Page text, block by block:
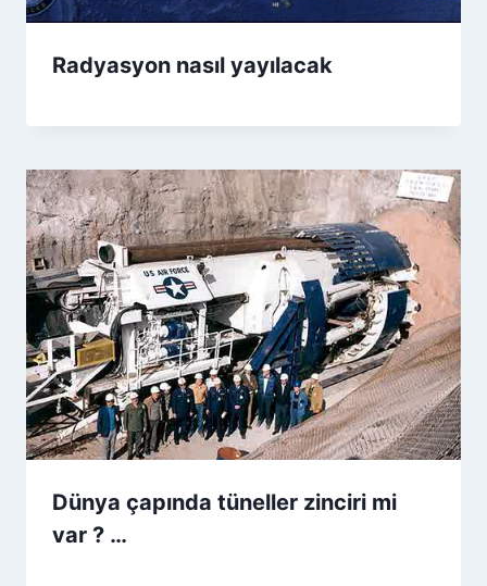
Radyasyon nasıl yayılacak
Dünya çapında tüneller zinciri mi
var ? …